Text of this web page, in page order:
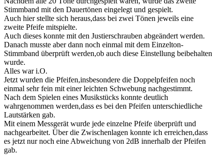
Stimmband mit den Dauertönen eingelegt und gespielt.
Auch hier stellte sich heraus,dass bei zwei Tönen jeweils eine
zweite Pfeife mitspielte.
Auch dieses konnte mit den Justierschrauben abgeändert werden.
Danach musste aber dann noch einmal mit dem Einzelton-
Stimmband überprüft werden,ob auch diese Einstellung beibehalten
wurde.
Alles war i.O.
Jetzt wurden die Pfeifen,insbesondere die Doppelpfeifen noch
einmal sehr fein mit einer leichten Schwebung nachgestimmt.
Nach dem Spielen eines Musikstücks konnte deutlich
wahrgenommen werden,dass es bei den Pfeifen unterschiedliche
Lautstärken gab.
Mit einem Messgerät wurde jede einzelne Pfeife überprüft und
nachgearbeitet. Über die Zwischenlagen konnte ich erreichen,dass
es jetzt nur noch eine Abweichung von 2dB innerhalb der Pfeifen
gab.